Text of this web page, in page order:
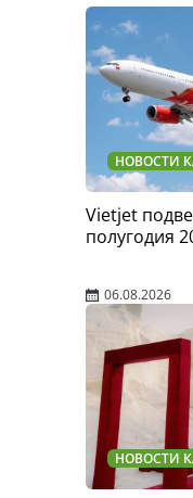
НОВОСТИ
Vietjet
полугодия
06.08.2026
НОВОСТИ